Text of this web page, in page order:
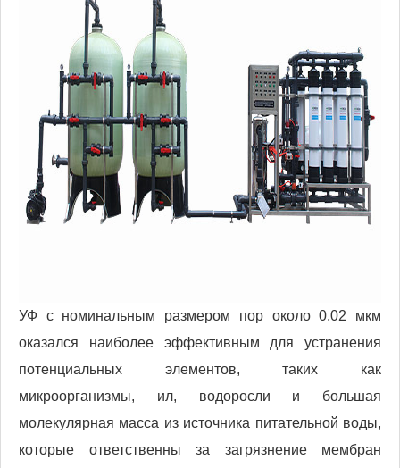
УФ с номинальным размером пор около 0,02 мкм
оказался наиболее эффективным для устранения
потенциальных элементов, таких как
микроорганизмы, ил, водоросли и большая
молекулярная масса из источника питательной воды,
которые ответственны за загрязнение мембран